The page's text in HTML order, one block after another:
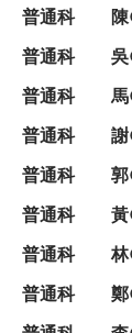
普通科
普通科
普通科
普通科
普通科
普通科
普通科
普通科